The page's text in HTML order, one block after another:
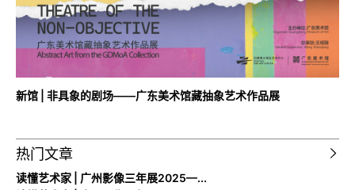
新馆 | 非具象的剧场——广东美术馆藏抽象艺术作品展
热门文章
读懂艺术家 | 广州影像三年展2025—...